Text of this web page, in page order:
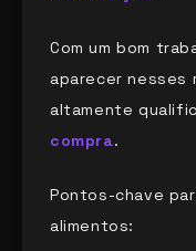
Com um bom
aparecer
altamente
compra.
Pontos-chave
alimentos: